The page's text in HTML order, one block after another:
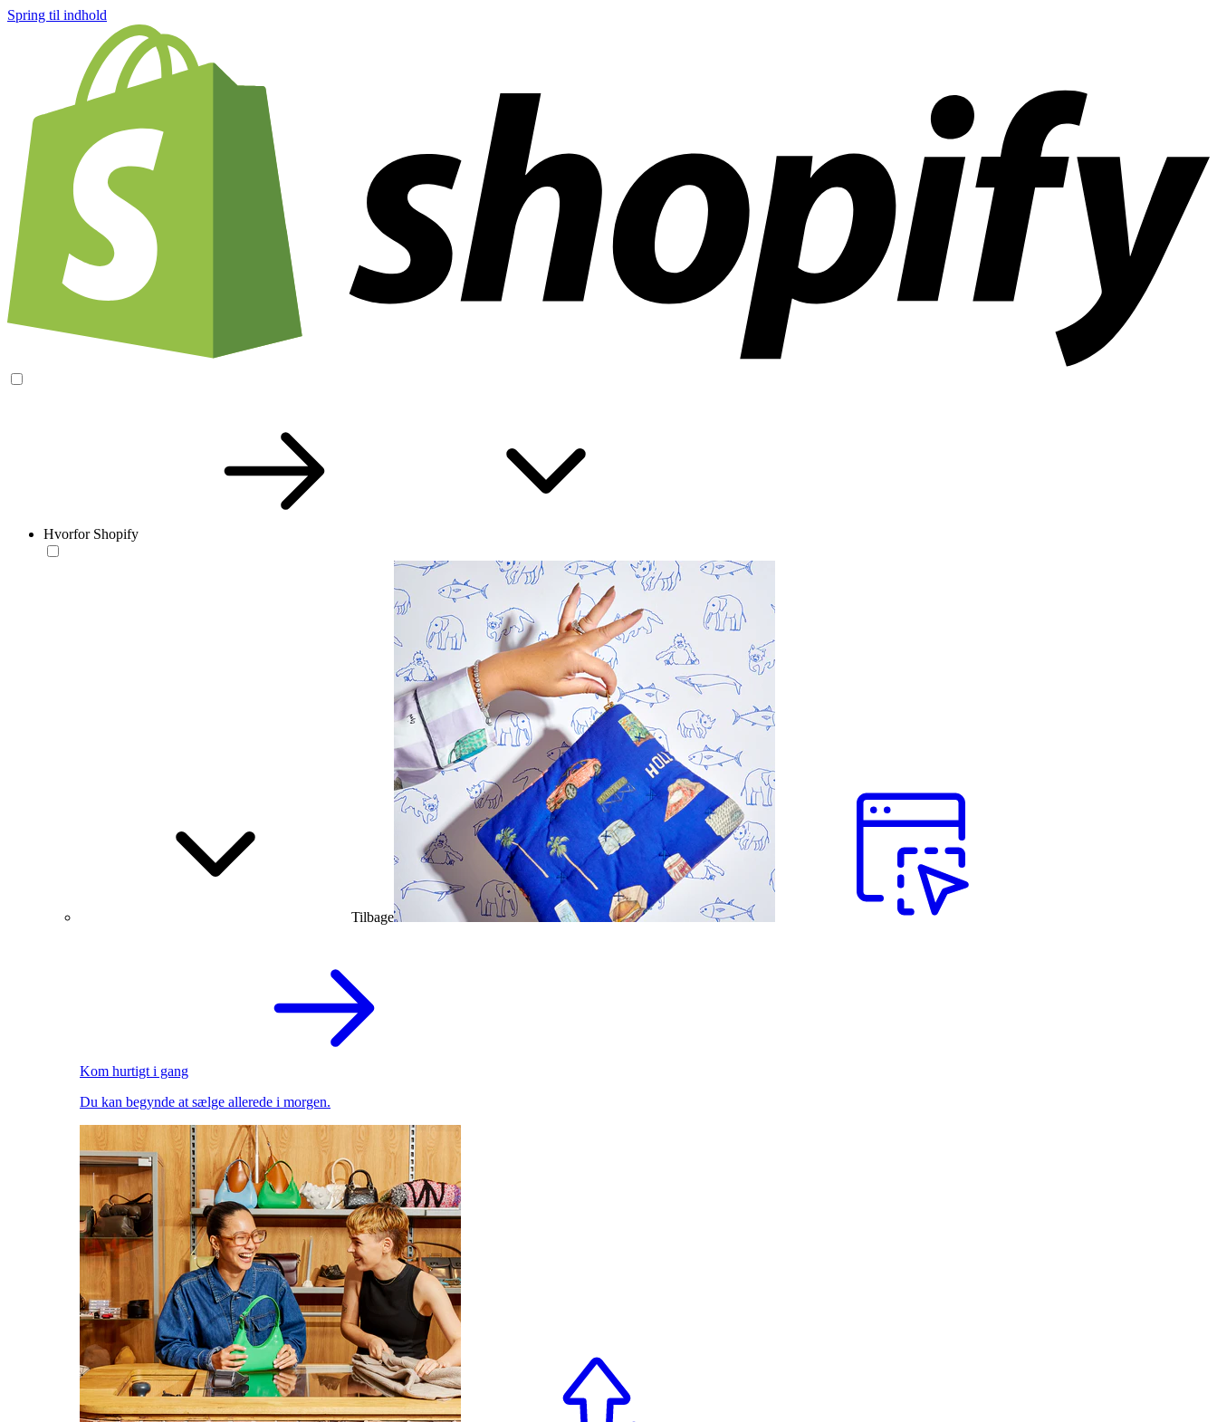
Spring til indhold
Hvorfor Shopify
Tilbage
Kom hurtigt i gang
Du kan begynde at sælge allerede i morgen.